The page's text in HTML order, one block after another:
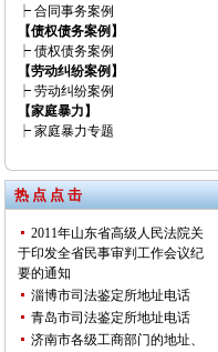
┝ 合同事务案例
【债权债务案例】
┝ 债权债务案例
【劳动纠纷案例】
┝ 劳动纠纷案例
【家庭暴力】
┝ 家庭暴力专题
热 点 点 击
2011年山东省高级人民法院关
于印发全省民事审判工作会议纪
要的通知
淄博市司法鉴定所地址电话
青岛市司法鉴定所地址电话
济南市各级工商部门的地址、